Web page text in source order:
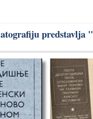
predstavlja